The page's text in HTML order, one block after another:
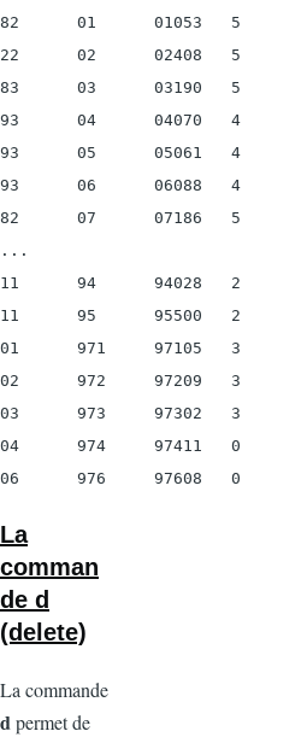
82      01      01053   5
22      02      02408   5
83      03      03190   5
93      04      04070   4
93      05      05061   4
93      06      06088   4
82      07      07186   5
...
11      94      94028   2
11      95      95500   2
01      971     97105   3
02      972     97209   3
03      973     97302   3
04      974     97411   0
06      976     97608   0
La
comman
de d
(delete)
La commande
dpermet de